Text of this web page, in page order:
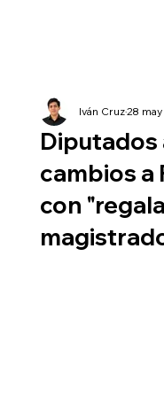
cambios a
con
Iván Cruz28 may